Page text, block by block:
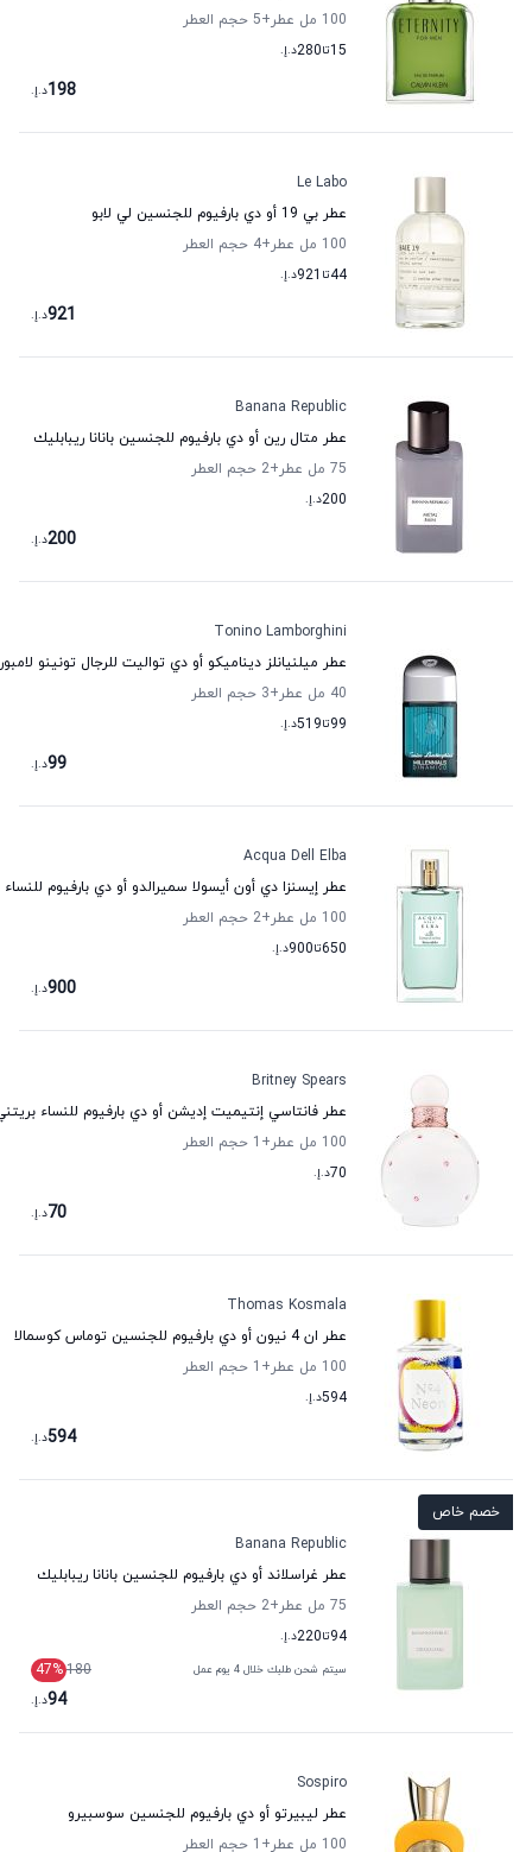
100 مل عطر
+5
حجم العطر
15تا280د.إ.
198د.إ.
Le Labo
عطر بي 19 أو دي بارفيوم للجنسين لي لابو
100 مل عطر
+4
حجم العطر
44تا 921د.إ.
921د.إ.
Banana Republic
عطر متال رين أو دي بارفيوم للجنسين بانانا ريبابليك
75 مل عطر
+2
حجم العطر
200د.إ.
200د.إ.
Tonino Lamborghini
عطر ميلنيانلز ديناميكو أو دي تواليت للرجال تونينو
40 مل عطر
+3
حجم العطر
99تا519د.إ.
99د.إ.
Acqua Dell Elba
عطر إيسنزا دي أون أيسولا سميرالدو أو دي بارفيوم للنساء
100 مل عطر
+2
حجم العطر
650تا900د.إ.
900د.إ.
Britney Spears
عطر فانتاسي إنتيميت إديشن أو دي بارفيوم للنساء
100 مل عطر
+1
حجم العطر
70د.إ.
70د.إ.
Thomas Kosmala
عطر ان 4 نيون أو دي بارفيوم للجنسين توماس كوسمالا
100 مل عطر
+1
حجم العطر
594د.إ.
594د.إ.
خصم خاص
Banana Republic
عطر غراسلاند أو دي بارفيوم للجنسين بانانا ريبابليك
75 مل عطر
+2
حجم العطر
94تا220د.إ.
سيتم شحن طلبك خلال 4 يوم عمل 180
47%
94د.إ.
Sospiro
عطر ليبيرتو أو دي بارفيوم للجنسين سوسبيرو
100 مل عطر
+1 حجم العطر